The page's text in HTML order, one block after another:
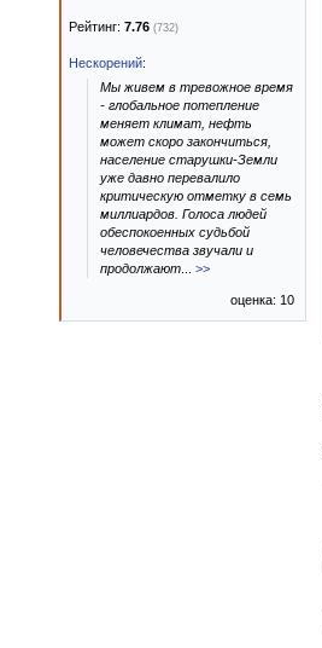
Рейтинг: 7.76 (732)
Нескорений:
Мы живем в тревожное время
- глобальное потепление
меняет климат, нефть
может скоро закончиться,
население старушки-Земли
уже давно перевалило
критическую отметку в семь
миллиардов. Голоса людей
обеспокоенных судьбой
человечества звучали и
продолжают
>>
оценка: 10